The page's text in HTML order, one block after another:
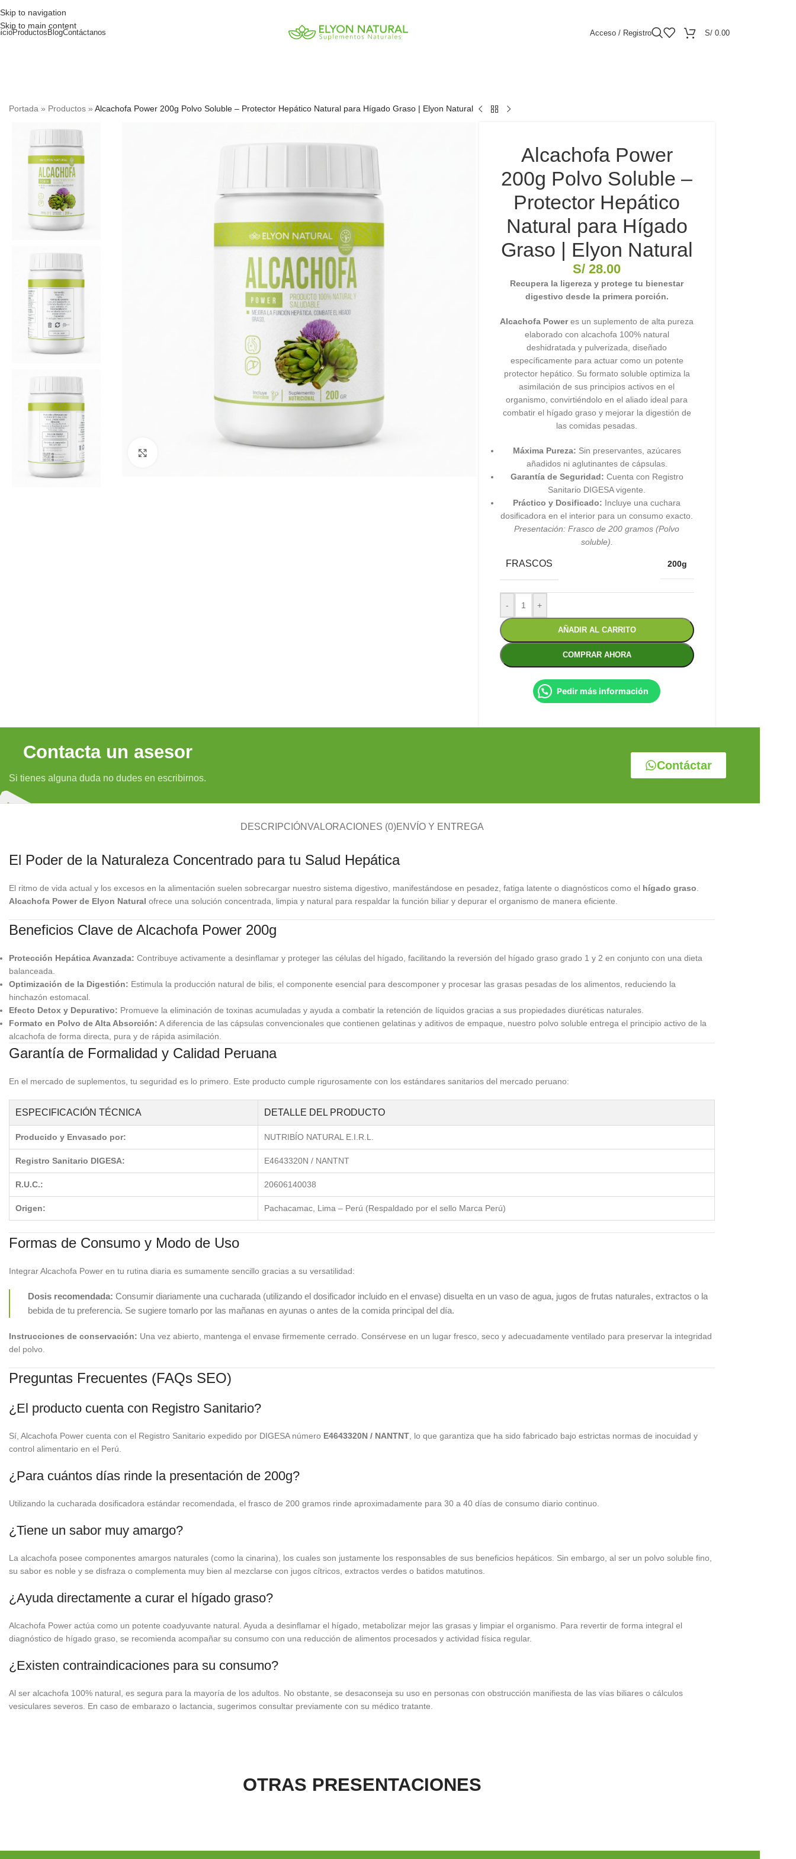
Skip to navigation
Skip to main content
Productos BlogContáctanos Acceso / Registro S/ 0.00
Portada » Productos » Alcachofa Power 200g Polvo Soluble – Protector Hepático Natural para Hígado Graso | Elyon Natural
Alcachofa Power
200g Polvo Soluble –
Protector Hepático
Natural para Hígado
Graso | Elyon Natural
S/ 28.00
Recupera la ligereza y protege tu bienestar
digestivo desde la primera porción.
Alcachofa Poweres un suplemento de alta pureza
elaborado con alcachofa 100% natural
deshidratada y pulverizada, diseñado
específicamente para actuar como un potente
protector hepático. Su formato soluble optimiza la
asimilación de sus principios activos en el
organismo, convirtiéndolo en el aliado ideal para
combatir el hígado graso y mejorar la digestión de
las comidas pesadas.
Máxima Pureza: Sin preservantes, azúcares
añadidos ni aglutinantes de cápsulas.
Garantía de Seguridad: Cuenta con Registro
Sanitario DIGESA vigente.
Práctico y Dosificado: Incluye una cuchara
dosificadora en el interior para un consumo exacto.
Presentación: Frasco de 200 gramos (Polvo
soluble).
FRASCOS 200g
- +
AÑADIR AL CARRITO
COMPRAR AHORA
Pedir más información
Contáctar
Contacta un asesor
Si tienes alguna duda no dudes en escribirnos.
DESCRIPCIÓNVALORACIONES (0)ENVÍO Y ENTREGA
El Poder de la Naturaleza Concentrado para tu Salud Hepática
El ritmo de vida actual y los excesos en la alimentación suelen sobrecargar nuestro sistema digestivo, manifestándose en pesadez, fatiga latente o diagnósticos como el hígado graso
Alcachofa Power de Elyon Natural ofrece una solución concentrada, limpia y natural para respaldar la función biliar y depurar el organismo de manera eficiente.
Beneficios Clave de Alcachofa Power 200g
Protección Hepática Avanzada: Contribuye activamente a desinflamar y proteger las células del hígado, facilitando la reversión del hígado graso grado 1 y 2 en conjunto con una dieta
balanceada.
Optimización de la Digestión: Estimula la producción natural de bilis, el componente esencial para descomponer y procesar las grasas pesadas de los alimentos, reduciendo la
hinchazón estomacal.
Efecto Detox y Depurativo: Promueve la eliminación de toxinas acumuladas y ayuda a combatir la retención de líquidos gracias a sus propiedades diuréticas naturales.
Formato en Polvo de Alta Absorción: A diferencia de las cápsulas convencionales que contienen gelatinas y aditivos de empaque, nuestro polvo soluble entrega el principio activo de la
alcachofa de forma directa, pura y de rápida asimilación.
Garantía de Formalidad y Calidad Peruana
En el mercado de suplementos, tu seguridad es lo primero. Este producto cumple rigurosamente con los estándares sanitarios del mercado peruano:
ESPECIFICACIÓN TÉCNICA DETALLE DEL PRODUCTO
Producido y Envasado por: NUTRIBÍO NATURAL E.I.R.L.
Registro Sanitario DIGESA: E4643320N / NANTNT
R.U.C.: 20606140038
Origen: Pachacamac, Lima – Perú (Respaldado por el sello Marca Perú)
Formas de Consumo y Modo de Uso
Integrar Alcachofa Power en tu rutina diaria es sumamente sencillo gracias a su versatilidad:
Dosis recomendada: Consumir diariamente una cucharada (utilizando el dosificador incluido en el envase) disuelta en un vaso de agua, jugos de frutas naturales, extractos o la
bebida de tu preferencia. Se sugiere tomarlo por las mañanas en ayunas o antes de la comida principal del día.
Instrucciones de conservación: Una vez abierto, mantenga el envase firmemente cerrado. Consérvese en un lugar fresco, seco y adecuadamente ventilado para preservar la integridad
del polvo.
Preguntas Frecuentes (FAQs SEO)
¿El producto cuenta con Registro Sanitario?
Sí, Alcachofa Power cuenta con el Registro Sanitario expedido por DIGESA número E4643320N / NANTNT , lo que garantiza que ha sido fabricado bajo estrictas normas de inocuidad y
control alimentario en el Perú.
¿Para cuántos días rinde la presentación de 200g?
Utilizando la cucharada dosificadora estándar recomendada, el frasco de 200 gramos rinde aproximadamente para 30 a 40 días de consumo diario continuo.
¿Tiene un sabor muy amargo?
La alcachofa posee componentes amargos naturales (como la cinarina), los cuales son justamente los responsables de sus beneficios hepáticos. Sin embargo, al ser un polvo soluble fino,
su sabor es noble y se disfraza o complementa muy bien al mezclarse con jugos cítricos, extractos verdes o batidos matutinos.
¿Ayuda directamente a curar el hígado graso?
Alcachofa Power actúa como un potente coadyuvante natural. Ayuda a desinflamar el hígado, metabolizar mejor las grasas y limpiar el organismo. Para revertir de forma integral el
diagnóstico de hígado graso, se recomienda acompañar su consumo con una reducción de alimentos procesados y actividad física regular.
¿Existen contraindicaciones para su consumo?
Al ser alcachofa 100% natural, es segura para la mayoría de los adultos. No obstante, se desaconseja su uso en personas con obstrucción manifiesta de las vías biliares o cálculos
vesiculares severos. En caso de embarazo o lactancia, sugerimos consultar previamente con su médico tratante.
OTRAS PRESENTACIONES